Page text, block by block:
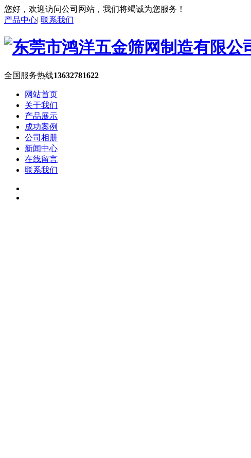
您好，欢迎访问公司网站，我们将竭诚为您服务！
产品中心| 联系我们
全国服务热线13632781622
网站首页
关于我们
产品展示
成功案例
公司相册
新闻中心
在线留言
联系我们